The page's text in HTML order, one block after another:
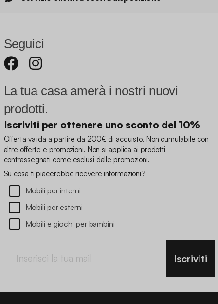
Seguici
La tua casa amerà i nostri nuovi
prodotti.
Iscriviti per ottenere uno sconto del 10%
Offerta valida a partire da 200€ di acquisto. Non cumulabile con
altre offerte e promozioni. Non si applica ai prodotti
contrassegnati come esclusi dalle promozioni.
Su cosa ti piacerebbe ricevere informazioni?
Mobili per interni
Mobili per esterni
Mobili e giochi per bambini
Iscriviti